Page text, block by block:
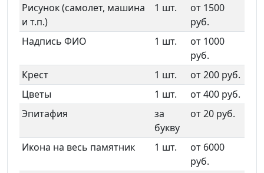
Рисунок (самолет, машина
и т.п.)
1 шт.
от 1500
руб.
Надпись ФИО
1 шт.
от 1000
руб.
Крест
1 шт.
от 200 руб.
Цветы
1 шт.
от 400 руб.
Эпитафия
за
букву
от 20 руб.
Икона на весь памятник 1 шт.
от 6000
руб.